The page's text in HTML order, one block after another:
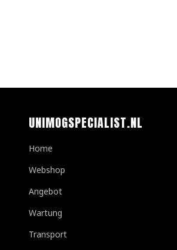
UNIMOGSPECIALIST.NL
Home
Webshop
Angebot
Wartung
Transport